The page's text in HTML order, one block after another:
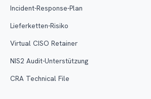
Incident-Response-Plan
Lieferketten-Risiko
Virtual CISO Retainer
NIS2 Audit-Unterstützung
CRA Technical File